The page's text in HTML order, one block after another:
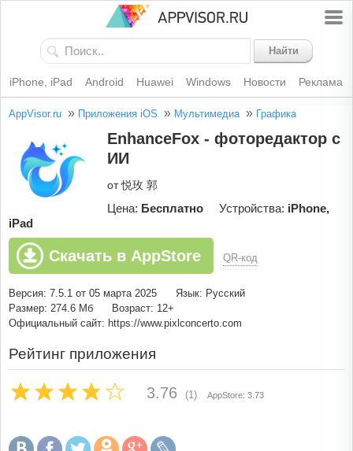
Найти
iPhone, iPad Android Huawei Windows Новости Реклама
AppVisor.ru » Приложения iOS » Мультимедиа » Графика
EnhanceFox - фоторедактор с
ИИ
от 悦玫 郭
Цена: Бесплатно Устройства: iPhone,
iPad
Скачать в AppStore QR-код
Версия: 7.5.1 от 05 марта 2025
Язык: Русский
Размер: 274.6 Мб
Возраст: 12+
Официальный сайт: https://www.pixlconcerto.com
Рейтинг приложения
3.76 (1) AppStore: 3.73